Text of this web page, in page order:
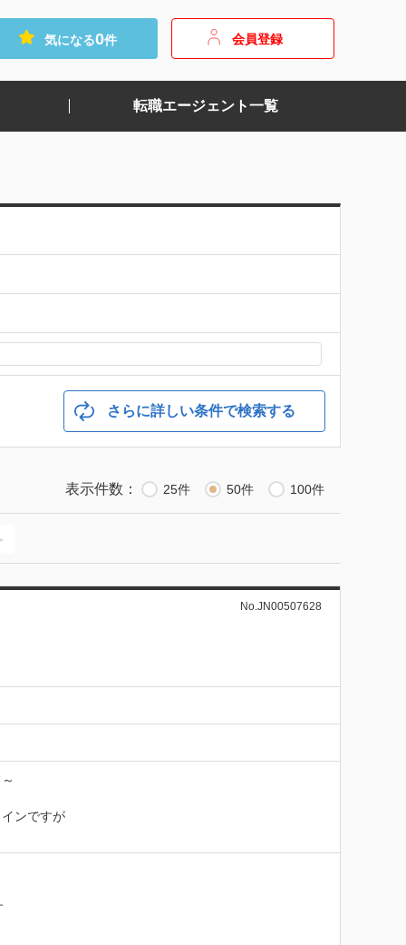
気になる0件 会員登録
転職エージェント一覧
さらに詳しい条件で検索する
表示件数： 25件 50件 100件
No.JN00507628
ンですが